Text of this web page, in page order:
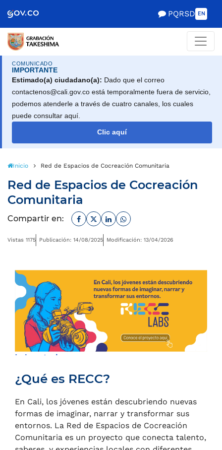
de Gobierno
PQRSD EN
COMUNICADO
IMPORTANTE
Estimado(a) ciudadano(a): Dado que el correo
contactenos@cali.gov.co está temporalmente fuera de servicio,
podemos atenderle a través de cuatro canales, los cuales
puede consultar aquí.
Clic aquí
Inicio Red de Espacios de Cocreación Comunitaria
Red de Espacios de Cocreación
Comunitaria
Compartir en: Facebook
TwitterLinkedinWhatsapp
Vistas 1175 Publicación: 14/08/2025 Modificación: 13/04/2026
Laboratorios
Laboratorios
¿Qué es RECC?
En Cali, los jóvenes están descubriendo nuevas
formas de imaginar, narrar y transformar sus
entornos. La Red de Espacios de Cocreación
Comunitaria es un proyecto que conecta talento,